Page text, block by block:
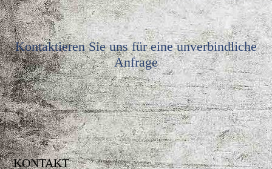
Kontaktieren Sie uns für eine unverbindliche
Anfrage
KONTAKT